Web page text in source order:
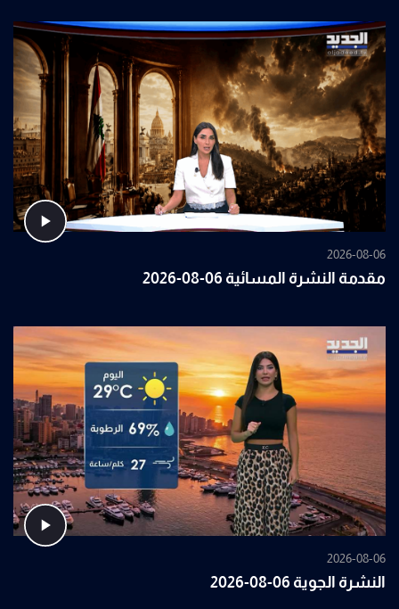
2026-08-06
مقدمة النشرة المسائية 06-08-2026
2026-08-06
النشرة الجوية 06-08-2026